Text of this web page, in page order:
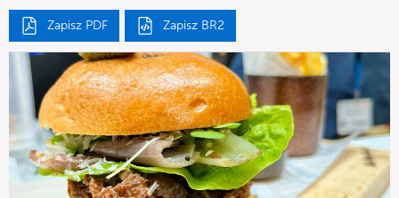
Zapisz PDF Zapisz BR2